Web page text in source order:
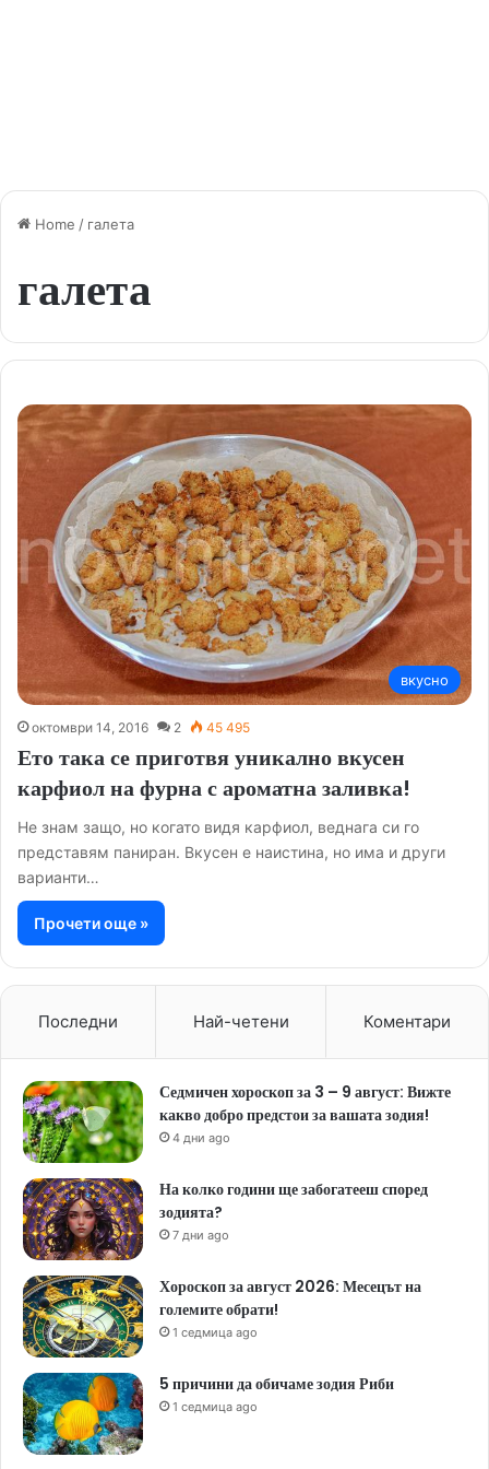
Home / галета
галета
вкусно
октомври 14, 2016 2 45 495
Ето така се приготвя уникално вкусен
карфиол на фурна с ароматна заливка!
Не знам защо, но когато видя карфиол, веднага си го
представям паниран. Вкусен е наистина, но има и други
варианти…
Прочети още »
Последни Най-четени Коментари
Седмичен хороскоп за 3 – 9 август: Вижте
какво добро предстои за вашата зодия!
4 дни ago
На колко години ще забогатееш според
зодията?
7 дни ago
Хороскоп за август 2026: Месецът на
големите обрати!
1 седмица ago
5 причини да обичаме зодия Риби
1 седмица ago